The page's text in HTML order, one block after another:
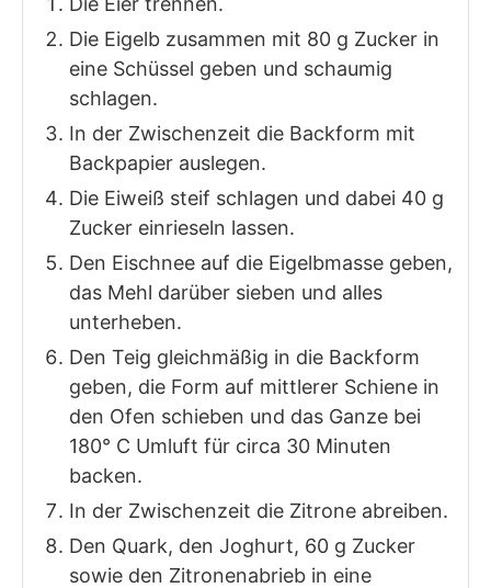
Die Eigelb zusammen mit 80 g Zucker in
eine Schüssel geben und schaumig
schlagen.
In der Zwischenzeit die Backform mit
Backpapier auslegen.
Die Eiweiß steif schlagen und dabei 40 g
Zucker einrieseln lassen.
Den Eischnee auf die Eigelbmasse geben,
das Mehl darüber sieben und alles
unterheben.
Den Teig gleichmäßig in die Backform
geben, die Form auf mittlerer Schiene in
den Ofen schieben und das Ganze bei
180° C Umluft für circa 30 Minuten
backen.
In der Zwischenzeit die Zitrone abreiben.
Den Quark, den Joghurt, 60 g Zucker
sowie den Zitronenabrieb in eine